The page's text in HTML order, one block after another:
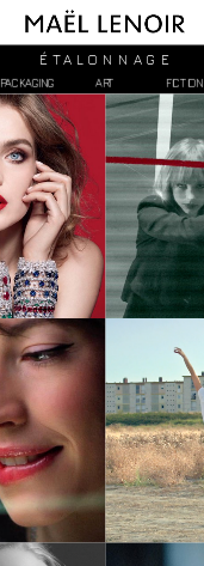
PACKAGING ART FICTION
É T A L O N N A G E